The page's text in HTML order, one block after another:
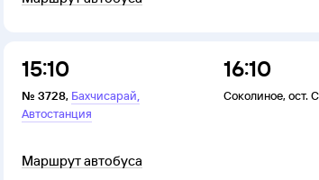
15:10
№ 3728, Бахчисарай,
Автостанция
16:10
Соколиное, ост.
Маршрут автобуса